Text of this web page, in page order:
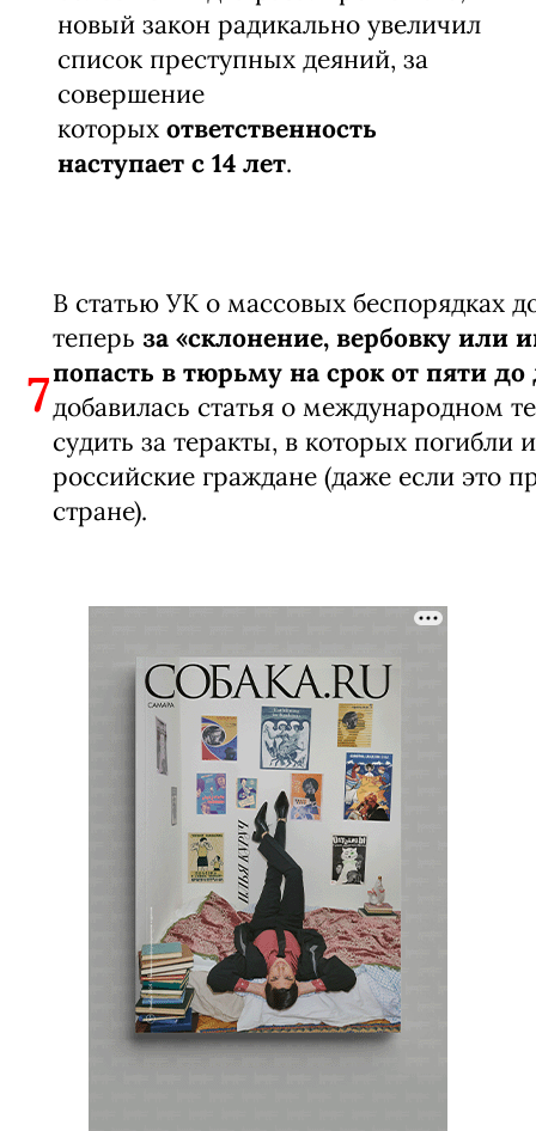
новый закон радикально увеличил
список преступных деяний, за
совершение
которых ответственность
наступает с 14 лет.
7
В статью УК о массовых беспорядках
теперь за «склонение, вербовку или
попасть в тюрьму на срок от пяти до
добавилась статья о международном
судить за теракты, в которых погибли
российские граждане (даже если это
стране).